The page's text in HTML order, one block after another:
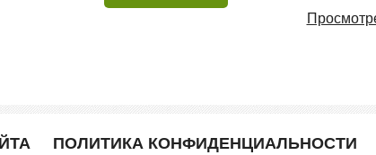
ПОЛИТИКА КОНФИДЕНЦИАЛЬНОСТИ